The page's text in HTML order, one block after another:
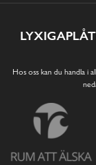
Hos oss kan du handla i